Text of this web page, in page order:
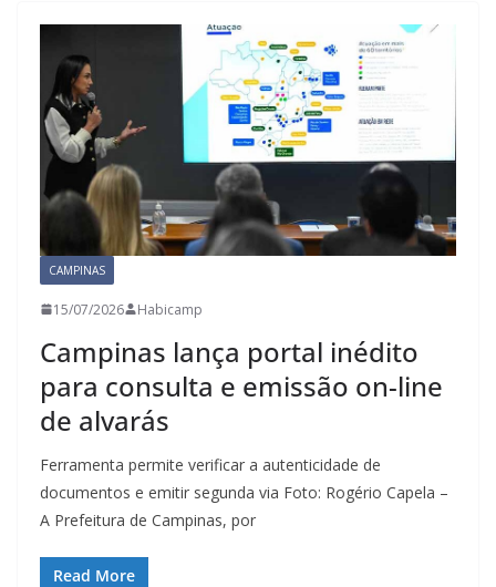
CAMPINAS
15/07/2026 Habicamp
Campinas lança portal inédito
para consulta e emissão on-line
de alvarás
Ferramenta permite verificar a autenticidade de
documentos e emitir segunda via Foto: Rogério Capela –
A Prefeitura de Campinas, por
Read More